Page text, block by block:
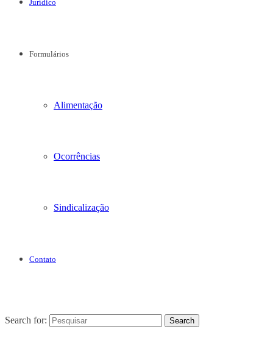
Jurídico
Formulários
Alimentação
Ocorrências
Sindicalização
Contato
Search for: Search